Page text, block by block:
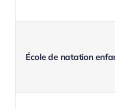
École de natation